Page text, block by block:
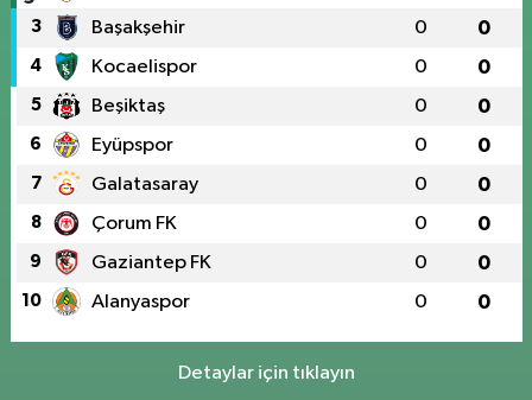
3 Başakşehir 0 0
4 Kocaelispor 0 0
5 Beşiktaş 0 0
6 Eyüpspor 0 0
7 Galatasaray 0 0
8 Çorum FK 0 0
9 Gaziantep FK 0 0
10 Alanyaspor 0 0
Detaylar için tıklayın